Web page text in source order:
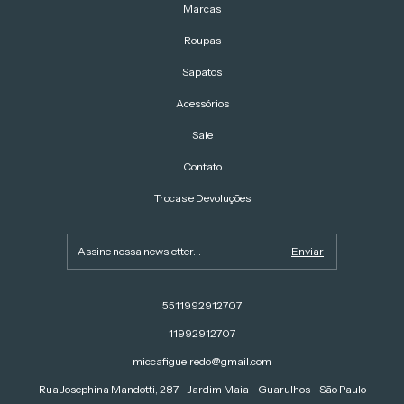
Marcas
Roupas
Sapatos
Acessórios
Sale
Contato
Trocas e Devoluções
5511992912707
11992912707
miccafigueiredo@gmail.com
Rua Josephina Mandotti, 287 - Jardim Maia - Guarulhos - São Paulo